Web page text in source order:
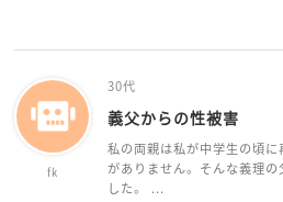
fk
30代
義父からの性被害
私の両親は私が中学生の頃
がありません。そんな義理
した。 ...